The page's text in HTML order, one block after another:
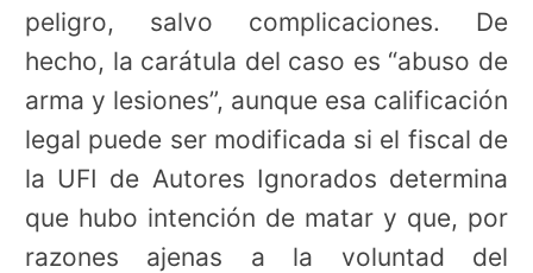
peligro, salvo complicaciones. De
hecho, la carátula del caso es “abuso de
arma y lesiones”, aunque esa calificación
legal puede ser modificada si el fiscal de
la UFI de Autores Ignorados determina
que hubo intención de matar y que, por
razones ajenas a la voluntad del